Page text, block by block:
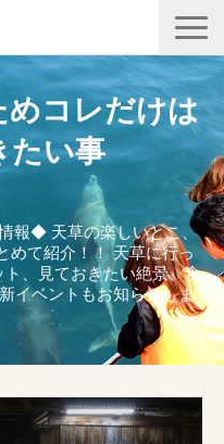
めコレだけは
たい事
報◆ 天草の楽しいとこ、
めて紹介！！ 天草に行っ
、見ておきたい絶景、食
イベントもお知らせしま